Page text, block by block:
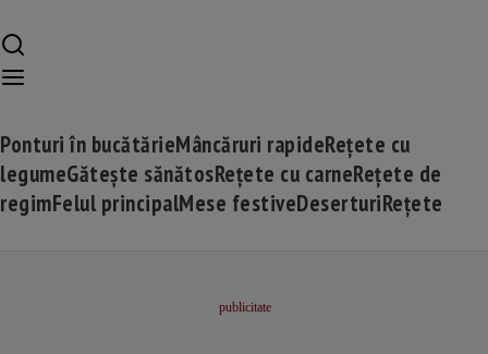
Ponturi în bucătărieMâncăruri rapideRețete cu
legumeGătește sănătosRețete cu carneRețete de
regimFelul principalMese festiveDeserturiRețete